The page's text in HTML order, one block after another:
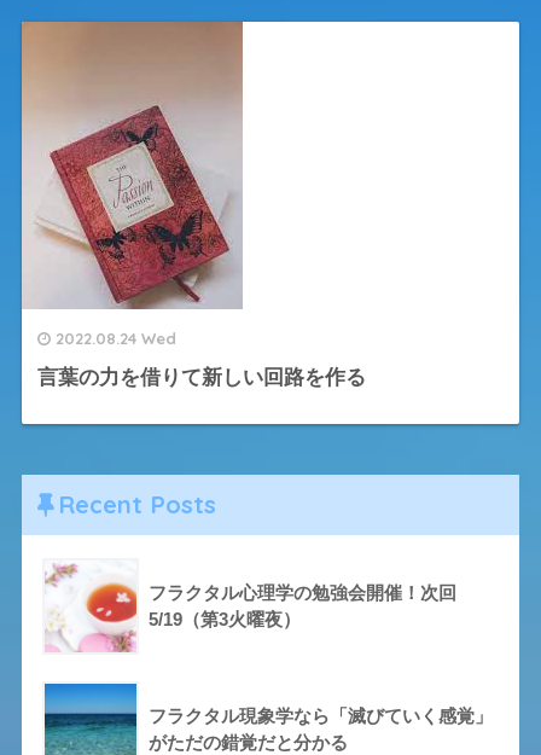
2022.08.24 Wed
言葉の力を借りて新しい回路を作る
Recent Posts
フラクタル心理学の勉強会開催！次回
5/19（第3火曜夜）
フラクタル現象学なら「滅びていく感覚」
がただの錯覚だと分かる